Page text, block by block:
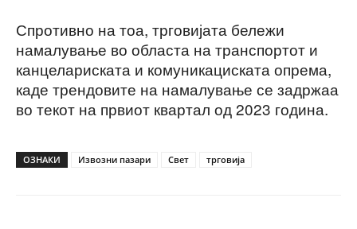
Спротивно на тоа, трговијата бележи
намалување во областа на транспортот и
канцелариската и комуникациската опрема,
каде трендовите на намалување се задржаа
во текот на првиот квартал од 2023 година.
ОЗНАКИ Извозни пазари Свет трговија